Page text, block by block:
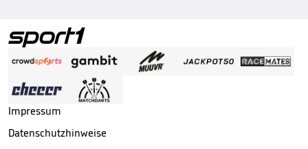
Impressum
Datenschutzhinweise